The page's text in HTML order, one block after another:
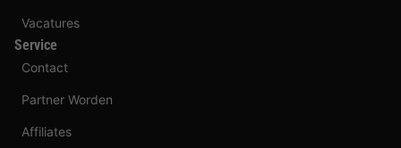
Vacatures
Service
Contact
Partner Worden
Affiliates